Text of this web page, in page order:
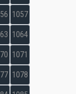
1057
1064
1071
1078